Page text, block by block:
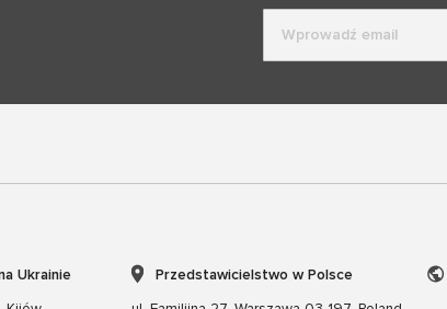
Ukrainie
Przedstawicielstwo w Polsce